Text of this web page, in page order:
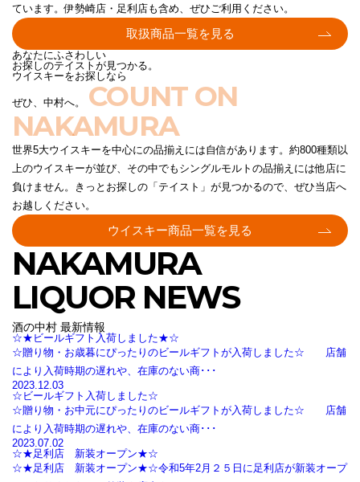
ています。伊勢崎店・足利店も含め、ぜひご利用ください。
取扱商品一覧を見る
あなたにふさわしい
お探しのテイストが見つかる。
ウイスキーをお探しなら
ぜひ、中村へ。 COUNT ON
NAKAMURA
世界5大ウイスキーを中心にの品揃えには自信があります。約800種類以
上のウイスキーが並び、その中でもシングルモルトの品揃えには他店に
負けません。きっとお探しの「テイスト」が見つかるので、ぜひ当店へ
お越しください。
ウイスキー商品一覧を見る
NAKAMURA
LIQUOR NEWS
酒の中村 最新情報
☆★ビールギフト入荷しました★☆
☆贈り物・お歳暮にぴったりのビールギフトが入荷しました☆ 店舗
により入荷時期の遅れや、在庫のない商･･･
2023.12.03
☆ビールギフト入荷しました☆
☆贈り物・お中元にぴったりのビールギフトが入荷しました☆ 店舗
により入荷時期の遅れや、在庫のない商･･･
2023.07.02
☆★足利店 新装オープン★☆
☆★足利店 新装オープン★☆令和5年2月２５日に足利店が新装オープ